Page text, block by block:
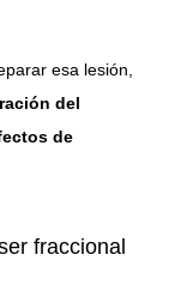
esa lesión,
del
de
fraccional